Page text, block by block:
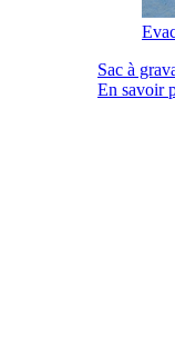
Sac à
En savoir